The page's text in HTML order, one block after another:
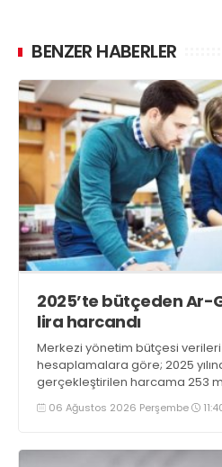
BENZER HABERLER
2025’te bütçeden Ar-
lira harcandı
Merkezi yönetim bütçesi verileri
hesaplamalara göre; 2025
gerçekleştirilen harcama 253
Ar-Ge harcamalarının merkezi
içerisindeki oranı yüzde 1,58
06 Ağustos 2026 Perşembe